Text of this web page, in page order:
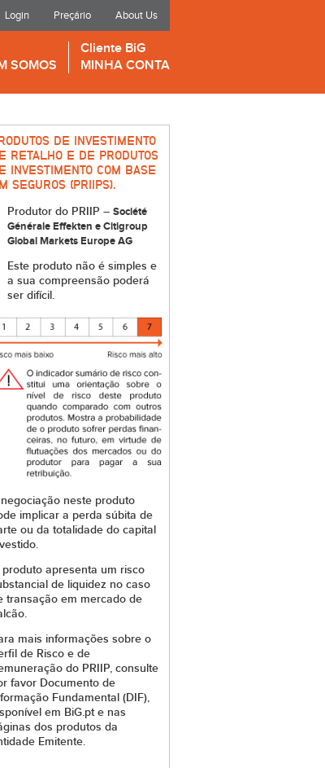
Login Preçário About Us
SOMOS
Cliente BiG
MINHA CONTA
DE INVESTIMENTO
RETALHO E DE PRODUTOS
INVESTIMENTO COM BASE
SEGUROS (PRIIPS).
Produtor do PRIIP – Société
Générale Effekten e Citigroup
Global Markets Europe AG
Este produto não é simples e
a sua compreensão poderá
ser difícil.
neste produto
implicar a perda súbita de
ou da totalidade do capital
produto apresenta um risco
de liquidez no caso
transação em mercado de
mais informações sobre o
de Risco e de
do PRIIP, consulte
favor Documento de
Fundamental (DIF),
em BiG.pt e nas
dos produtos da
Emitente.